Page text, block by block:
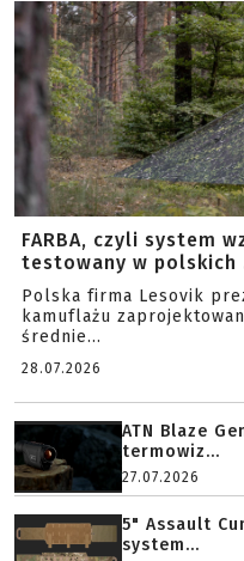
FARBA, czyli system
testowany w polskich
Polska firma Lesovik
kamuflażu
średnie...
28.07.2026
ATN Blaze
termowiz...
27.07.2026
5" Assault
system...